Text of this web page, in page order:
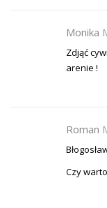
Monika
Zdjąć
arenie !
Roman
Czy